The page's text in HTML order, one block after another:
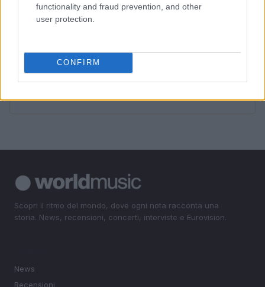
functionality and fraud prevention, and other
user protection.
CONFIRM
Ascolti Spotify X Factor 2026: i numeri che
sorprendono dopo otto mesi
4
ascolto attivo
5 Strategie Efficaci per Promuovere la Tua Musica su
Scopri il ritmo del mondo, dove ogni nota racconta una
storia. News, recensioni, concerti, interviste e Eurovision.
News
Recensioni